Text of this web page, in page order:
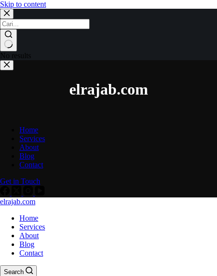
Skip to content
No results
elrajab.com
Home
Services
About
Blog
Contact
Get in Touch
elrajab.com
Home
Services
About
Blog
Contact
Search